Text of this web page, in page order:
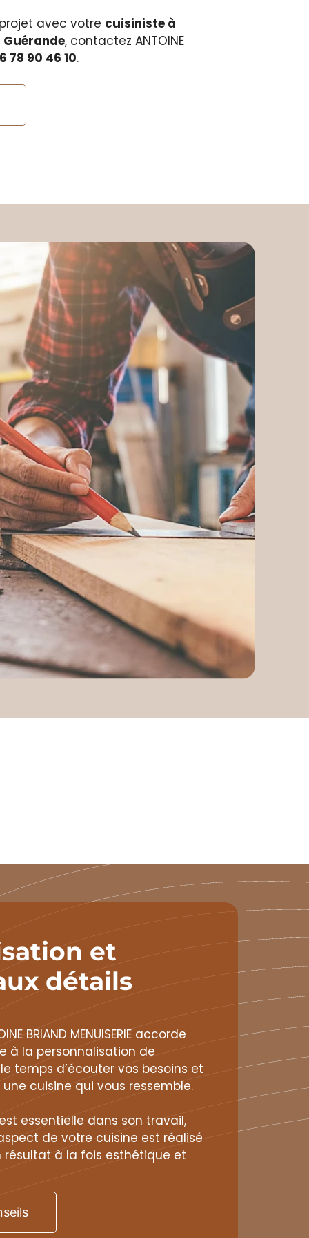
avec votre cuisiniste à
, contactez ANTOINE
78 90 46 10.
et
détails
BRIAND MENUISERIE accorde
à la personnalisation de
temps d’écouter vos besoins et
cuisine qui vous ressemble.
essentielle dans son travail,
de votre cuisine est réalisé
résultat à la fois esthétique et